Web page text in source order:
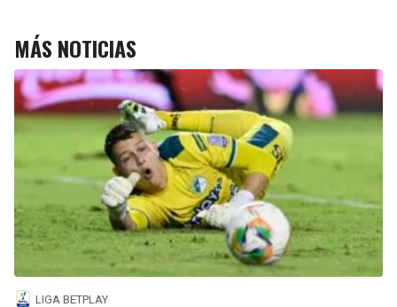
MÁS NOTICIAS
LIGA BETPLAY